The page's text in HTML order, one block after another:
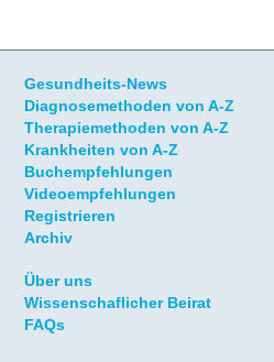
Gesundheits-News
Diagnosemethoden von A-Z
Therapiemethoden von A-Z
Krankheiten von A-Z
Buchempfehlungen
Videoempfehlungen
Registrieren
Archiv
Über uns
Wissenschaflicher Beirat
FAQs